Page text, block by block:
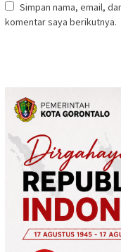
Simpan nama, email,
komentar saya berikutnya.